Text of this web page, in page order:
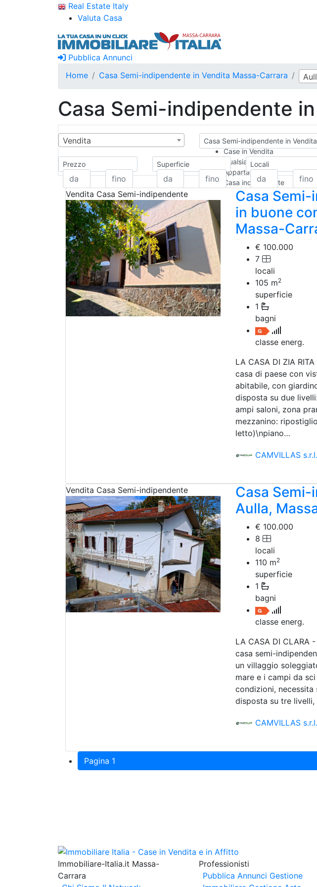
Real Estate Italy
Valuta Casa
Pubblica Annunci
Home
Casa Semi-indipendente in Vendita Massa-Carrara
Casa Semi-indipendente
Vendita
Casa Semi-indipendente in Vendita
Case in Vendita
Qualsiasi
Appartamento
Casa indipendente
Casa Semi-indipendente
Attico/Mansarda
Villetta a schiera
Rustico/Casale
Loft/Open space
Camera d'Albergo
Palazzo/Stabile
Box/Garage
Negozi e Attivita
Qualsiasi
Attività/Licenza Commerciale
Azienda Agricola
Bar/Ristorante
Albergo
Laboratorio Artigianale
Negozio/locale commerciale
Agriturismo
Magazzini
Capannoni
Uffici
Terreni in Vendita
Terreno edificabile
Prezzo Superficie Locali
Vendita Casa Semi-indipendente Casa
in buone
Massa-
€ 100.000
7
locali
105 m2
superficie
1
bagni
classe energ.
LA CASA DI ZIA
casa di paese con
abitabile, con
disposta su due
ampi saloni, zona
mezzanino:
letto)\npiano…
CAMVILLAS
Vendita Casa Semi-indipendente Casa Semi-
Aulla,
€ 100.000
8
locali
110 m2
superficie
1
bagni
classe energ.
LA CASA DI CLARA
casa semi-
un villaggio
mare e i campi da
condizioni,
disposta su tre
CAMVILLAS
Pagina 1
Immobiliare-Italia.it Massa-
Carrara
Professionisti
Pubblica Annunci Gestione